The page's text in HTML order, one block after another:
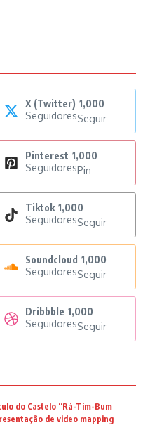
X (Twitter) 1,000
SeguidoresSeguir
Pinterest 1,000
SeguidoresPin
Tiktok 1,000
SeguidoresSeguir
Soundcloud 1,000
SeguidoresSeguir
Dribbble 1,000
SeguidoresSeguir
do Castelo “Rá-Tim-Bum
de video mapping